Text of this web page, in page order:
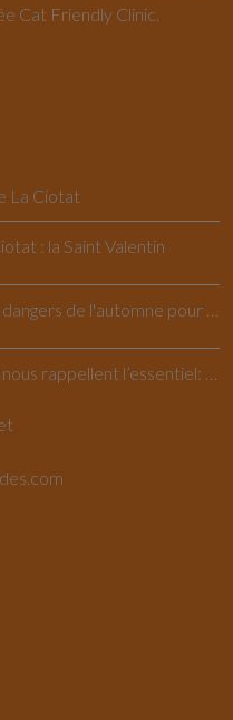
Cat Friendly Clinic.
La Ciotat
: la Saint Valentin
Vétérinaire La Ciotat - Les dangers de l'automne pour le chiens et les chats
À la Toussaint, nos animaux nous rappellent l’essentiel: vivre l’instant présent